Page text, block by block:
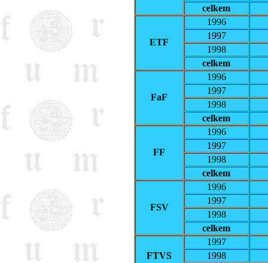
celkem
ETF
1996
1997
1998
celkem
FaF
1996
1997
1998
celkem
FF
1996
1997
1998
celkem
FSV
1996
1997
1998
celkem
FTVS
1997
1998